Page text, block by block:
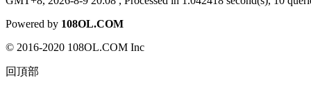
Powered by 108OL.COM
© 2016-2020 108OL.COM Inc
回頂部